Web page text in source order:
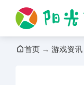
首页 → 游戏资讯